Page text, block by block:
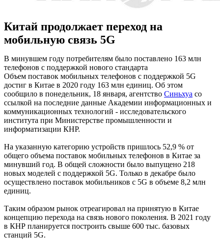
Китай продолжает переход на
мобильную связь 5G
В минувшем году потребителям было поставлено 163 млн
телефонов с поддержкой нового стандарта
Объем поставок мобильных телефонов с поддержкой 5G
достиг в Китае в 2020 году 163 млн единиц. Об этом
сообщило в понедельник, 18 января, агентство Синьхуа со
ссылкой на последние данные Академии информационных и
коммуникационных технологий - исследовательского
института при Министерстве промышленности и
информатизации КНР.
На указанную категорию устройств пришлось 52,9 % от
общего объема поставок мобильных телефонов в Китае за
минувший год. В общей сложности было выпущено 218
новых моделей с поддержкой 5G. Только в декабре было
осуществлено поставок мобильников с 5G в объеме 8,2 млн
единиц.
Таким образом рынок отреагировал на принятую в Китае
концепцию перехода на связь нового поколения. В 2021 году
в КНР планируется построить свыше 600 тыс. базовых
станций 5G.